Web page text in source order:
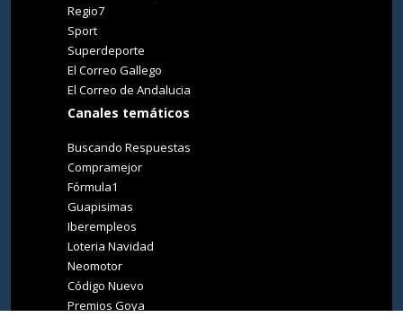
Regio7
Sport
Superdeporte
El Correo Gallego
El Correo de Andalucia
Canales temáticos
Buscando Respuestas
Compramejor
Fórmula1
Guapisimas
Iberempleos
Loteria Navidad
Neomotor
Código Nuevo
Premios Goya